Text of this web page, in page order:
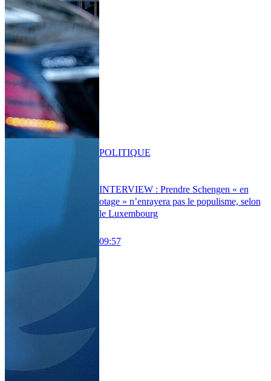
INTERVIEW : Prendre Schengen « en
otage » n’enrayera pas le populisme, selon
le Luxembourg
09:57
POLITIQUE